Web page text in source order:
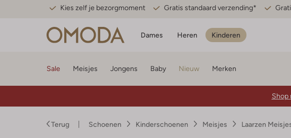
Kies zelf je bezorgmoment Gratis standaard verzending*
Dames Heren Kinderen
Sale Meisjes Jongens Baby Nieuw Merken
Shop
Terug Schoenen Kinderschoenen Meisjes Laarzen